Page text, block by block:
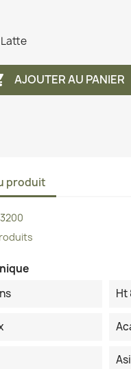
AJOUTER AU PANIER
produit
Ht